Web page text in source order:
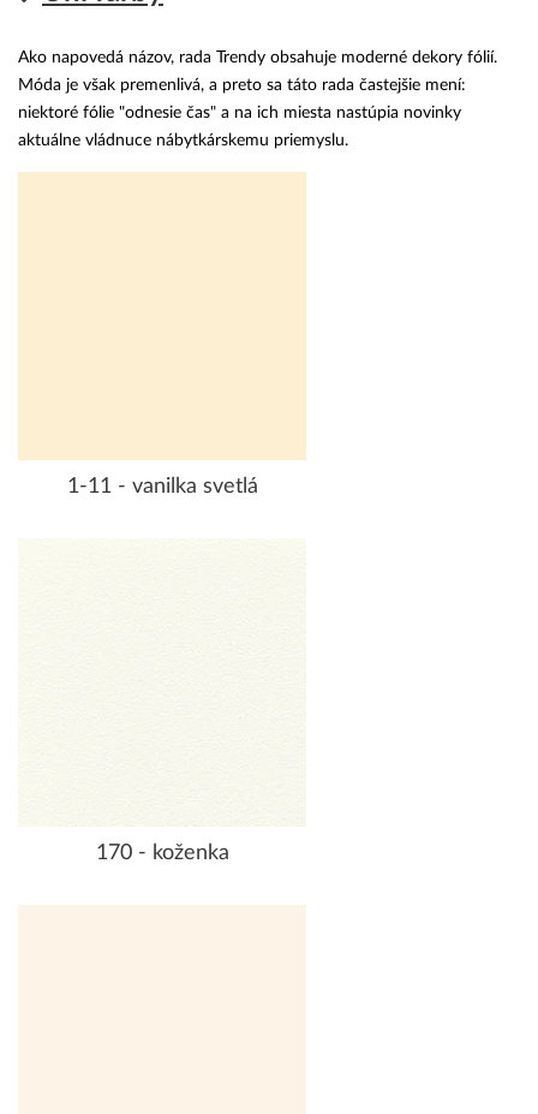
Ako napovedá názov, rada Trendy obsahuje moderné dekory fólií.
Móda je však premenlivá, a preto sa táto rada častejšie mení:
niektoré fólie "odnesie čas" a na ich miesta nastúpia novinky
aktuálne vládnuce nábytkárskemu priemyslu.
1-11 - vanilka svetlá
170 - koženka